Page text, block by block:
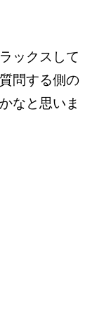
ックスして
問する側の
なと思いま